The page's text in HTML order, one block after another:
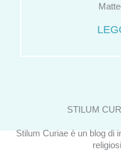
STILUM
Stilum Curiae è un blog di